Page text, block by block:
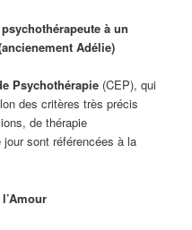
à un
Adélie)
Psychothérapie (CEP), qui
des critères très précis
de thérapie
sont référencées à la